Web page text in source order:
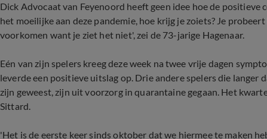
Dick Advocaat van Feyenoord heeft geen idee hoe de
het moeilijke aan deze pandemie, hoe krijg je zoiets? Je
voorkomen want je ziet het niet', zei de 73-jarige Hagenaar.
Eén van zijn spelers kreeg deze week na twee vrije dagen
leverde een positieve uitslag op. Drie andere spelers die
zijn geweest, zijn uit voorzorg in quarantaine gegaan. Het
Sittard.
'Het is de eerste keer sinds oktober dat we hiermee te maken